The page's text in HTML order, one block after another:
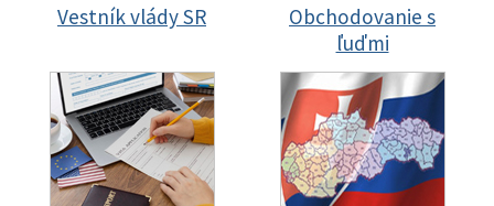
Vestník vlády SR
Obchodovanie s
ľuďmi